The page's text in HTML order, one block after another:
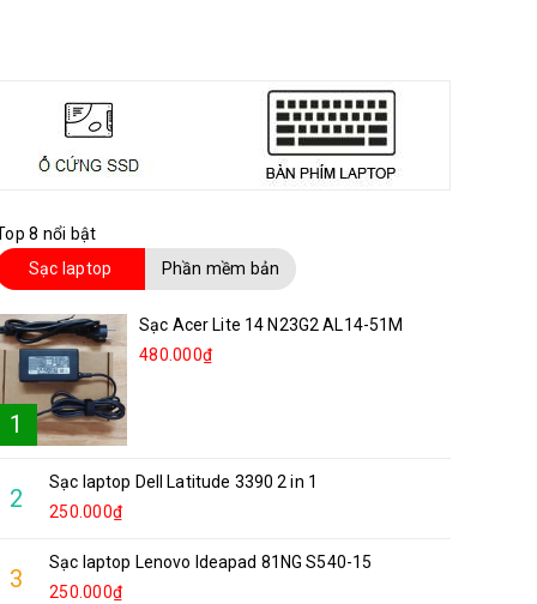
8 nổi bật
Sạc laptop
Phần mềm bản
1
Sạc Acer Lite 14 N23G2 AL14-51M
480.000₫
2
Sạc laptop Dell Latitude 3390 2 in 1
250.000₫
3
Sạc laptop Lenovo Ideapad 81NG S540-15
250.000₫